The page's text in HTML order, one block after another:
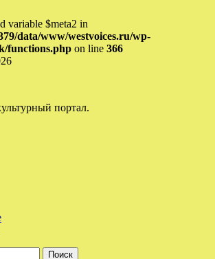
variable $meta2 in
data/www/westvoices.ru/wp-
functions.php on line 366
портал.